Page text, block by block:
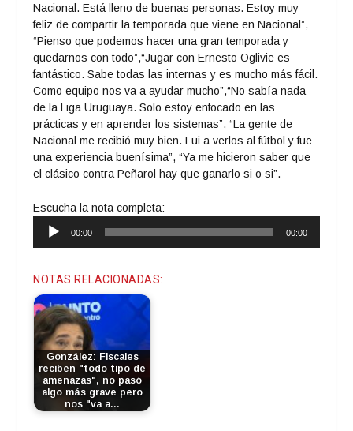
Nacional. Está lleno de buenas personas. Estoy muy
feliz de compartir la temporada que viene en Nacional”,
“Pienso que podemos hacer una gran temporada y
quedarnos con todo”,“Jugar con Ernesto Oglivie es
fantástico. Sabe todas las internas y es mucho más fácil.
Como equipo nos va a ayudar mucho”,“No sabía nada
de la Liga Uruguaya. Solo estoy enfocado en las
prácticas y en aprender los sistemas”, “La gente de
Nacional me recibió muy bien. Fui a verlos al fútbol y fue
una experiencia buenísima”, “Ya me hicieron saber que
el clásico contra Peñarol hay que ganarlo si o si”.
Escucha la nota completa:
Reproductor
00:00 00:00
NOTAS RELACIONADAS:
González: Fiscales
reciben "todo tipo de
amenazas", no pasó
algo más grave pero
nos "va a…